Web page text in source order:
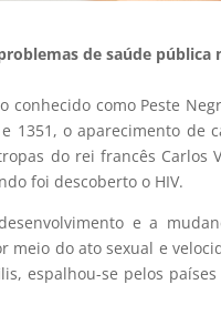
de saúde pública
conhecido como Peste
1351, o aparecimento de
do rei francês Carlos
foi descoberto o HIV.
e a
do ato sexual e
espalhou-se pelos